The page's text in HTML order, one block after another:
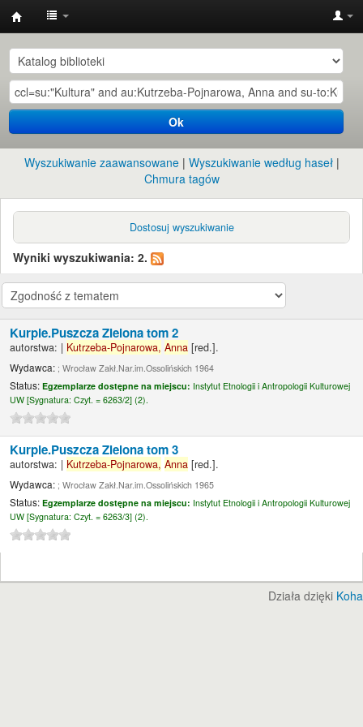
Instytut
Etnologii
i
Antropologii
Kulturowej
UW
Ok
Wyszukiwanie zaawansowane
Wyszukiwanie według haseł
Chmura tagów
Dostosuj wyszukiwanie
Wyniki wyszukiwania: 2.
Kurpie.Puszcza Zielona tom 2
autorstwa: | Kutrzeba-Pojnarowa, Anna [red.].
Wydawca: ; Wrocław Zakł.Nar.im.Ossolińskich 1964
Status:Egzemplarze dostępne na miejscu: Instytut Etnologii i Antropologii Kulturowej
UW [Sygnatura:Czyt. = 6263/2] (2).
Kurpie.Puszcza Zielona tom 3
autorstwa: | Kutrzeba-Pojnarowa, Anna [red.].
Wydawca: ; Wrocław Zakł.Nar.im.Ossolińskich 1965
Status:Egzemplarze dostępne na miejscu: Instytut Etnologii i Antropologii Kulturowej
UW [Sygnatura:Czyt. = 6263/3] (2).
Działa dzięki Koha